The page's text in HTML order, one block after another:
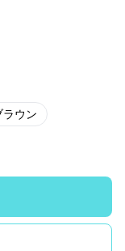
ラウン